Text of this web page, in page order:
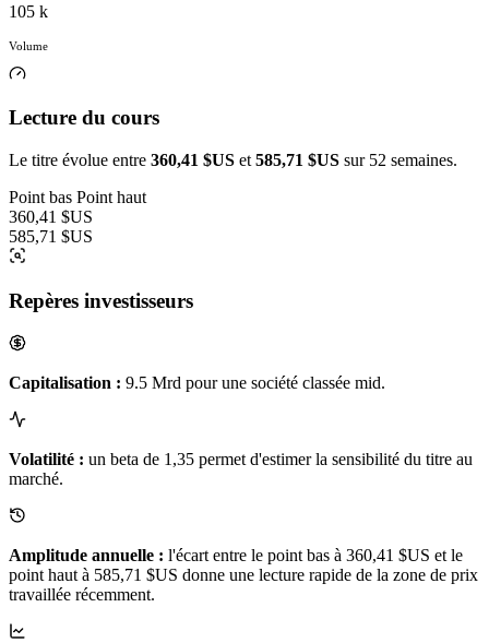
105 k
Volume
Lecture du cours
Le titre évolue entre 360,41 $US et 585,71 $US sur 52 semaines.
Point bas Point haut
360,41 $US
585,71 $US
Repères investisseurs
Capitalisation : 9.5 Mrd pour une société classée mid.
Volatilité : un beta de 1,35 permet d'estimer la sensibilité du titre au
marché.
Amplitude annuelle : l'écart entre le point bas à 360,41 $US et le
point haut à 585,71 $US donne une lecture rapide de la zone de prix
travaillée récemment.